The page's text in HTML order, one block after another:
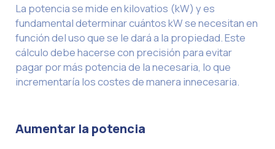
La potencia se mide en kilovatios (kW) y es
fundamental determinar cuántos kW se necesitan en
función del uso que se le dará a la propiedad. Este
cálculo debe hacerse con precisión para evitar
pagar por más potencia de la necesaria, lo que
incrementaría los costes de manera innecesaria.
Aumentar la potencia